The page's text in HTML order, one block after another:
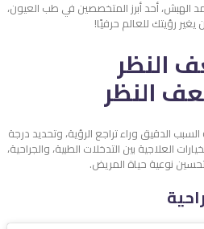
الهبش، أحد أبرز المتخصصين في طب العيون،
رؤيتك للعالم حرفيًا!
النظر
الدقيق وراء تراجع الرؤية، وتحديد درجة
العلاجية بين التدخلات الطبية، والجراحية،
نوعية حياة المريض.